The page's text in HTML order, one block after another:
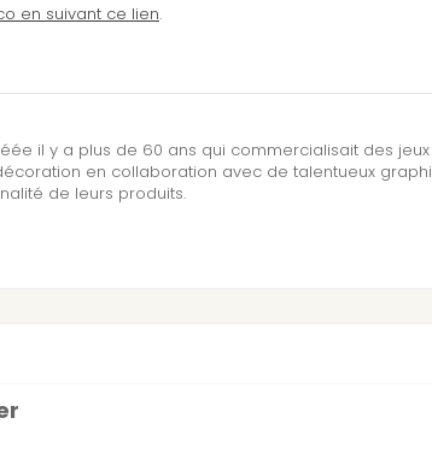
PROMO -4%
en suivant ce lien.
il y a plus de 60 ans qui commercialisait des
en collaboration avec de talentueux
de leurs produits.